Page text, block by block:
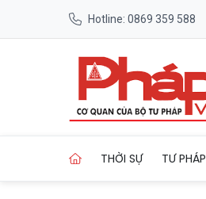
Hotline: 0869 359 588
THỜI SỰ TƯ PHÁP